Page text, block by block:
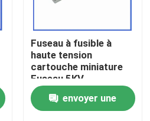
Fuseau à fusible à
haute tension
cartouche miniature
Fuseau 5KV
0,75A/0,8A/0,9A
750MA/800MA/900mA
6,5MM*40MM
envoyer une